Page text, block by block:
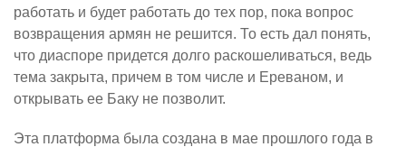
работать и будет работать до тех пор, пока вопрос
возвращения армян не решится. То есть дал понять,
что диаспоре придется долго раскошеливаться, ведь
тема закрыта, причем в том числе и Ереваном, и
открывать ее Баку не позволит.
Эта платформа была создана в мае прошлого года в